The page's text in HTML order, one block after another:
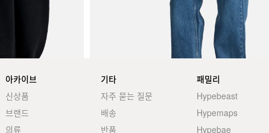
아카이브
신상품
브랜드
의류
기타
자주 묻는 질문
배송
반품
패밀리
Hypebeast
Hypemaps
Hypebae